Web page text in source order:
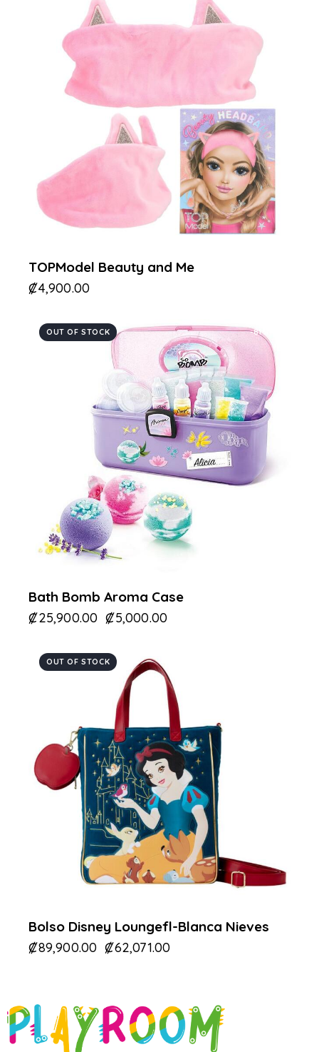
TOPModel Beauty and Me
₡4,900.00
OUT OF STOCK -81%
Bath Bomb Aroma Case
₡25,900.00 ₡5,000.00
OUT OF STOCK
Bolso Disney Loungefl-Blanca Nieves
₡89,900.00 ₡62,071.00